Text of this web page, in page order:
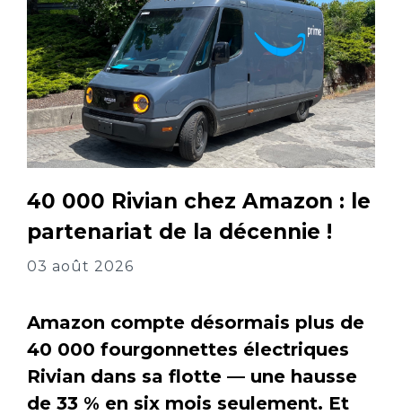
40 000 Rivian chez Amazon : le
partenariat de la décennie !
03 août 2026
Amazon compte désormais plus de
40 000 fourgonnettes électriques
Rivian dans sa flotte — une hausse
de 33 % en six mois seulement. Et